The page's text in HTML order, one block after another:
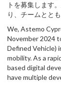
トを募集します
り、チームとと
We, Astemo
November 2024
Defined Vehicle)
mobility. As a
based digital
have multiple